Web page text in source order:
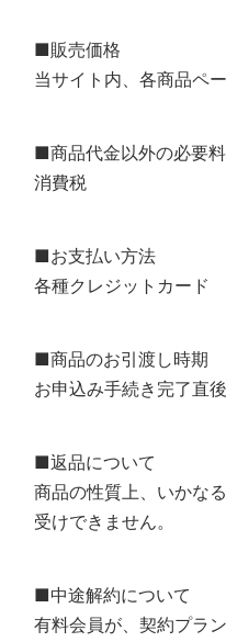
■販売価格
当サイト内、各商品ペ
■商品代金以外の必要
消費税
■お支払い方法
各種クレジットカード
■商品のお引渡し時期
お申込み手続き完了直後
■返品について
商品の性質上、いかな
受けできません。
■中途解約について
有料会員が、契約プラ